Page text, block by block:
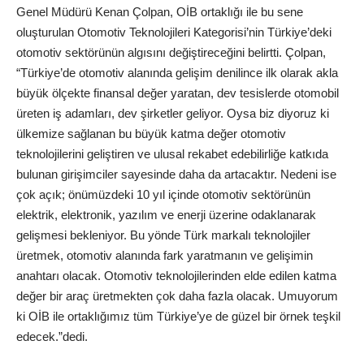
Genel Müdürü Kenan Çolpan, OİB ortaklığı ile bu sene
oluşturulan Otomotiv Teknolojileri Kategorisi’nin Türkiye’deki
otomotiv sektörünün algısını değiştireceğini belirtti. Çolpan,
“Türkiye’de otomotiv alanında gelişim denilince ilk olarak akla
büyük ölçekte finansal değer yaratan, dev tesislerde otomobil
üreten iş adamları, dev şirketler geliyor. Oysa biz diyoruz ki
ülkemize sağlanan bu büyük katma değer otomotiv
teknolojilerini geliştiren ve ulusal rekabet edebilirliğe katkıda
bulunan girişimciler sayesinde daha da artacaktır. Nedeni ise
çok açık; önümüzdeki 10 yıl içinde otomotiv sektörünün
elektrik, elektronik, yazılım ve enerji üzerine odaklanarak
gelişmesi bekleniyor. Bu yönde Türk markalı teknolojiler
üretmek, otomotiv alanında fark yaratmanın ve gelişimin
anahtarı olacak. Otomotiv teknolojilerinden elde edilen katma
değer bir araç üretmekten çok daha fazla olacak. Umuyorum
ki OİB ile ortaklığımız tüm Türkiye’ye de güzel bir örnek teşkil
edecek.”dedi.